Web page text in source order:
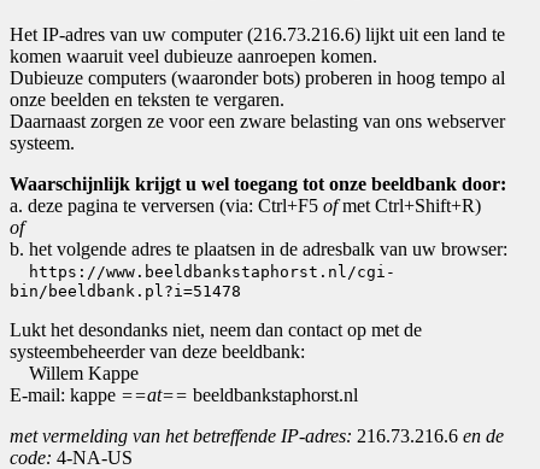
Het IP-adres van uw computer (216.73.216.6) lijkt uit een land te
komen waaruit veel dubieuze aanroepen komen.
Dubieuze computers (waaronder bots) proberen in hoog tempo al
onze beelden en teksten te vergaren.
Daarnaast zorgen ze voor een zware belasting van ons webserver
systeem.
Waarschijnlijk krijgt u wel toegang tot onze beeldbank door:
a. deze pagina te verversen (via: Ctrl+F5 ofmet Ctrl+Shift+R)
of
b. het volgende adres te plaatsen in de adresbalk van uw browser:
https://www.beeldbankstaphorst.nl/cgi-
bin/beeldbank.pl?i=51478
Lukt het desondanks niet, neem dan contact op met de
systeembeheerder van deze beeldbank:
Willem Kappe
E-mail: kappe ==at== beeldbankstaphorst.nl
met vermelding van het betreffende IP-adres: 216.73.216.6 en de
code: 4-NA-US